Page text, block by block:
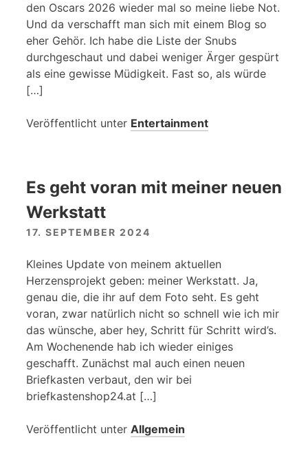
den Oscars 2026 wieder mal so meine liebe Not.
Und da verschafft man sich mit einem Blog so
eher Gehör. Ich habe die Liste der Snubs
durchgeschaut und dabei weniger Ärger gespürt
als eine gewisse Müdigkeit. Fast so, als würde
[…]
Veröffentlicht unter Entertainment
Es geht voran mit meiner neuen
Werkstatt
17. SEPTEMBER 2024
Kleines Update von meinem aktuellen
Herzensprojekt geben: meiner Werkstatt. Ja,
genau die, die ihr auf dem Foto seht. Es geht
voran, zwar natürlich nicht so schnell wie ich mir
das wünsche, aber hey, Schritt für Schritt wird’s.
Am Wochenende hab ich wieder einiges
geschafft. Zunächst mal auch einen neuen
Briefkasten verbaut, den wir bei
briefkastenshop24.at […]
Veröffentlicht unter Allgemein